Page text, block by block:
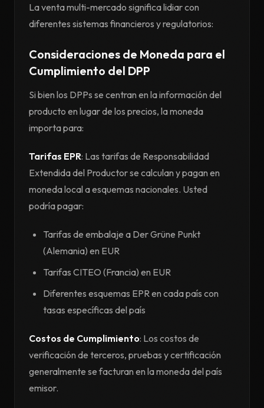
La venta multi-mercado significa lidiar con
diferentes sistemas financieros y regulatorios:
Consideraciones de Moneda para el
Cumplimiento del DPP
Si bien los DPPs se centran en la información del
producto en lugar de los precios, la moneda
importa para:
Tarifas EPR: Las tarifas de Responsabilidad
Extendida del Productor se calculan y pagan en
moneda local a esquemas nacionales. Usted
podría pagar:
Tarifas de embalaje a Der Grüne Punkt
(Alemania) en EUR
Tarifas CITEO (Francia) en EUR
Diferentes esquemas EPR en cada país con
tasas específicas del país
Costos de Cumplimiento: Los costos de
verificación de terceros, pruebas y certificación
generalmente se facturan en la moneda del país
emisor.